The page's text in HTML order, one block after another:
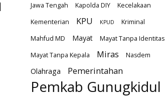
Jawa Tengah Kapolda DIY
Kecelakaan
Kementerian
KPU KPUD
Kriminal
Mahfud MD
Mayat
Mayat Tanpa Identitas
Mayat Tanpa Kepala
Miras Nasdem
Olahraga Pemerintahan
Pemkab Gunugkidul